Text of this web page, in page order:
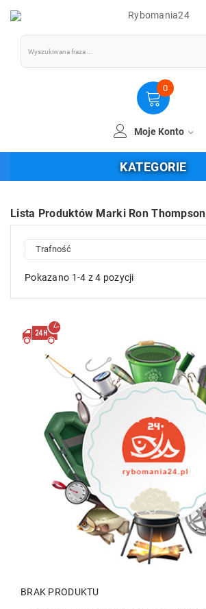
0
Moje Konto
KATEGORIE
Lista Produktów Marki Ron Thompson
Trafność
Pokazano 1-4 z 4 pozycji
BRAK PRODUKTU